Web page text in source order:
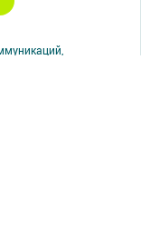
службой по надзору